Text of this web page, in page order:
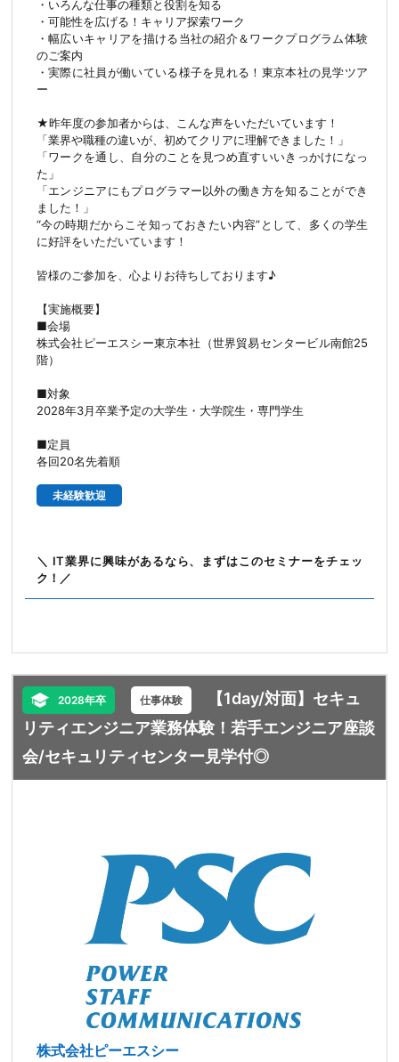
・いろんな仕事の種類と役割を知る
・可能性を広げる！キャリア探索ワーク
・幅広いキャリアを描ける当社の紹介＆ワークプログラム体験
のご案内
・実際に社員が働いている様子を見れる！東京本社の見学ツア
ー
★昨年度の参加者からは、こんな声をいただいています！
「業界や職種の違いが、初めてクリアに理解できました！」
「ワークを通し、自分のことを見つめ直すいいきっかけになっ
た」
「エンジニアにもプログラマー以外の働き方を知ることができ
ました！」
“今の時期だからこそ知っておきたい内容”として、多くの学生
に好評をいただいています！
皆様のご参加を、心よりお待ちしております♪
【実施概要】
■会場
株式会社ピーエスシー東京本社（世界貿易センタービル南館25
階）
■対象
2028年3月卒業予定の大学生・大学院生・専門学生
■定員
各回20名先着順
未経験歓迎
＼ IT業界に興味があるなら、まずはこのセミナーをチェッ
ク！／
2028年卒 仕事体験
【1day/対面】セキュ
リティエンジニア業務体験！若手エンジニア座談
会/セキュリティセンター見学付◎
株式会社ピーエスシー